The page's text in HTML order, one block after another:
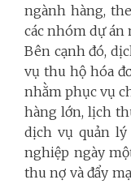
ngành hàng,
các nhóm dự án
Bên cạnh đó,
vụ thu hộ hóa
nhằm phục vụ
hàng lớn, lịch
dịch vụ quản
nghiệp ngày
thu nợ và đẩy